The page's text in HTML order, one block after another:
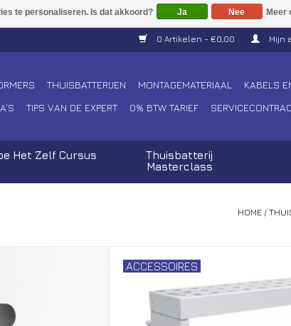
0 Artikelen - €0,00 Mijn
THUISBATTERIJEN MONTAGEMATERIAAL
KABELS
TIPS VAN DE EXPERT 0% BTW TARIEF
Het Zelf Cursus
Thuisbatterij
Masterclass
HOME /
ACCESSOIRES
Ja Nee Meer